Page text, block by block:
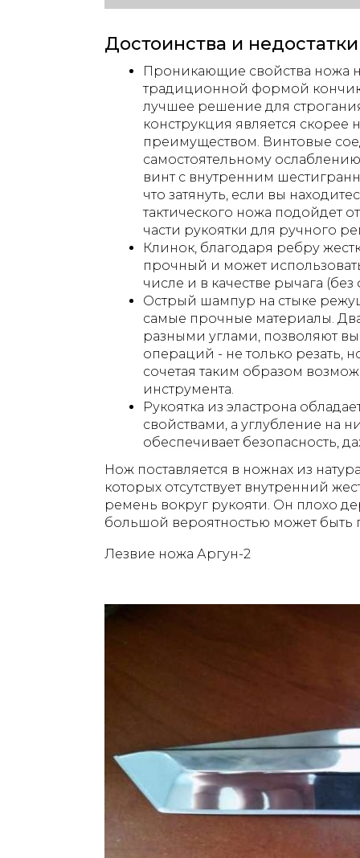
Достоинства и недостатки
Проникающие свойства ножа
традиционной формой
лучшее решение для
конструкция является скорее
преимуществом. Винтовые
самостоятельному
винт с внутренним
что затянуть, если вы
тактического ножа подойдет
части рукоятки для ручного
Клинок, благодаря ребру
прочный и может
числе и в качестве рычага (без
Острый шампур на стыке
самые прочные материалы.
разными углами, позволяют
операций - не только резать,
сочетая таким образом
инструмента.
Рукоятка из эластрона
свойствами, а углубление на
обеспечивает безопасность,
Нож поставляется в ножнах из
которых отсутствует внутренний
ремень вокруг рукояти. Он плохо
большой вероятностью может быть
Лезвие ножа Аргун-2